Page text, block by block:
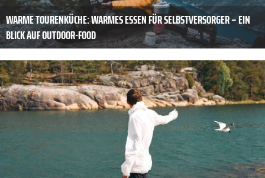
WARME TOURENKÜCHE: WARMES ESSEN FÜR SELBSTVERSORGER – EIN
BLICK AUF OUTDOOR-FOOD